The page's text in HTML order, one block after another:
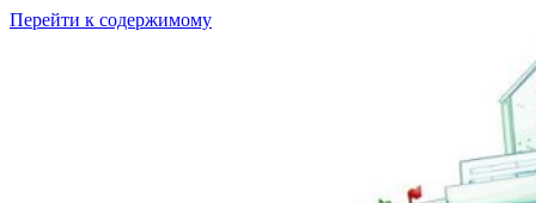
Перейти к содержимому